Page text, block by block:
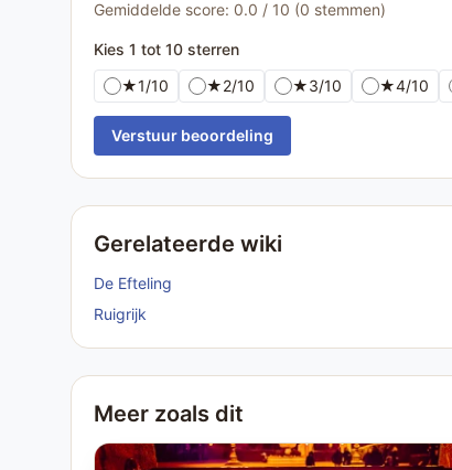
Gemiddelde score: 0.0 / 10 (0 stemmen)
Kies 1 tot 10 sterren
★1/10 ★2/10 ★3/10 ★4/10
Verstuur beoordeling
Gerelateerde wiki
De Efteling
Ruigrijk
Meer zoals dit